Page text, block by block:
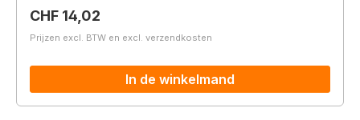
Normale prijs:
CHF 14,02
Prijzen excl. BTW en excl. verzendkosten
In de winkelmand